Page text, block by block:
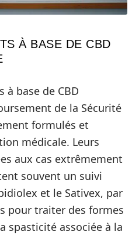
À BASE DE CBD
à base de CBD
de la Sécurité
formulés et
médicale. Leurs
aux cas extrêmement
souvent un suivi
et le Sativex, par
pour traiter des formes
spasticité associée à la